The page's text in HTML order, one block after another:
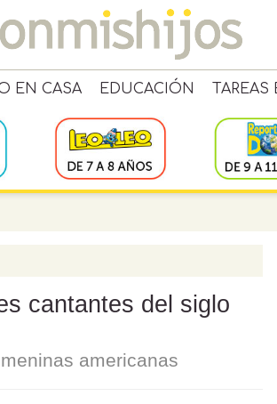
EN CASA EDUCACIÓN TAREAS
cantantes del siglo
americanas